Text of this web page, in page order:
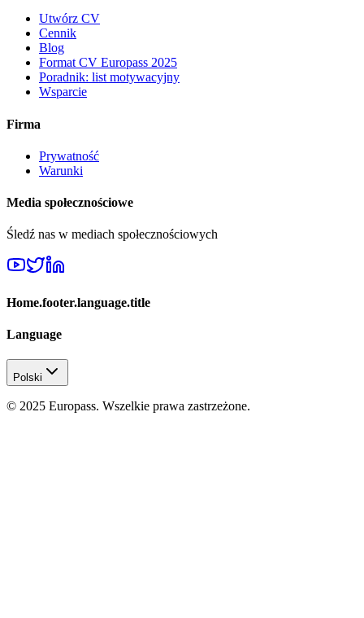
Utwórz CV
Cennik
Blog
Format CV Europass 2025
Poradnik: list motywacyjny
Wsparcie
Firma
Prywatność
Warunki
Media społecznościowe
Śledź nas w mediach społecznościowych
Home.footer.language.title
Language
Polski
© 2025 Europass. Wszelkie prawa zastrzeżone.